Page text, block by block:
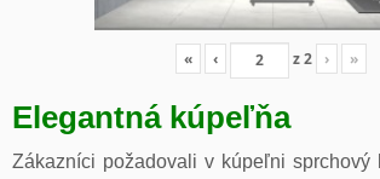
« ‹ z2 › »
Elegantná kúpeľňa
Zákazníci požadovali v kúpeľni sprchový